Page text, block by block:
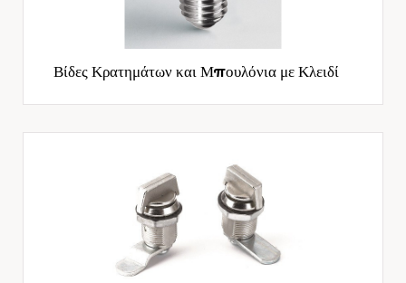
Βίδες Κρατημάτων και Μπουλόνια με Κλειδί